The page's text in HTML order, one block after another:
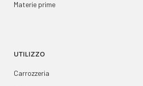
Materie prime
UTILIZZO
Carrozzeria